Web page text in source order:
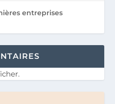
entreprises